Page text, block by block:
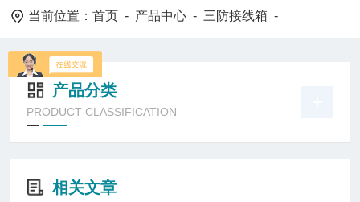
当前位置：首页 - 产品中心 - 三防接线箱 -
产品分类
PRODUCT CLASSIFICATION
相关文章